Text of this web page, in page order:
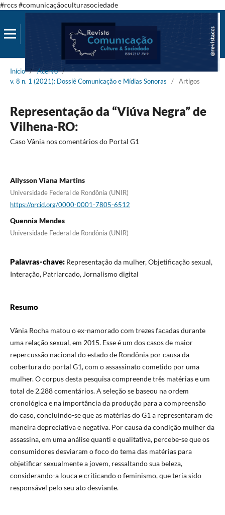
#rccs #comunicaçãoculturasociedade
Início / Acervo /
v. 8 n. 1 (2021): Dossiê Comunicação e Mídias Sonoras
/ Artigos
Representação da “Viúva Negra” de
Vilhena-RO:
Caso Vânia nos comentários do Portal G1
Allysson Viana Martins
Universidade Federal de Rondônia (UNIR)
https://orcid.org/0000-0001-7805-6512
Quennia Mendes
Universidade Federal de Rondônia (UNIR)
Palavras-chave: Representação da mulher, Objetificação sexual,
Interação, Patriarcado, Jornalismo digital
Resumo
Vânia Rocha matou o ex-namorado com trezes facadas durante
uma relação sexual, em 2015. Esse é um dos casos de maior
repercussão nacional do estado de Rondônia por causa da
cobertura do portal G1, com o assassinato cometido por uma
mulher. O corpus desta pesquisa compreende três matérias e um
total de 2.288 comentários. A seleção se baseou na ordem
cronológica e na importância da produção para a compreensão
do caso, concluindo-se que as matérias do G1 a representaram de
maneira depreciativa e negativa. Por causa da condição mulher da
assassina, em uma análise quanti e qualitativa, percebe-se que os
consumidores desviaram o foco do tema das matérias para
objetificar sexualmente a jovem, ressaltando sua beleza,
considerando-a louca e criticando o feminismo, que teria sido
responsável pelo seu ato desviante.